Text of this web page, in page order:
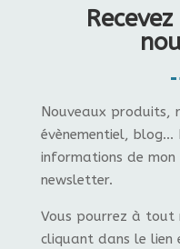
Nouveaux produits,
évènementiel, blog...
informations de mon
newsletter.
Vous pourrez à tout
cliquant dans le lien